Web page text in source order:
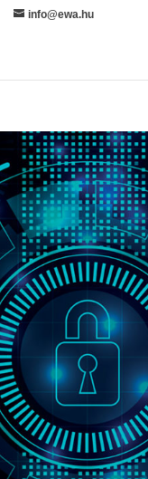
info@ewa.hu